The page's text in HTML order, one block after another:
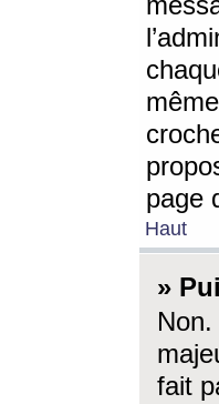
page
Haut
»
fait